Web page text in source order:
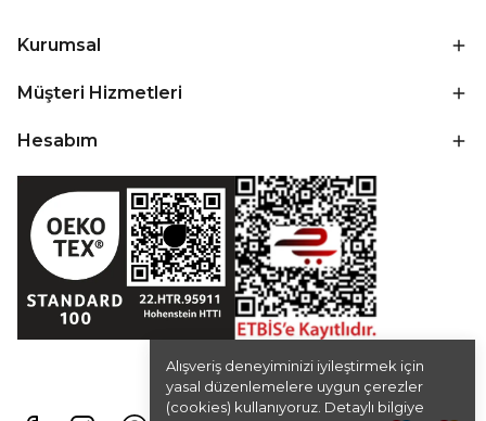
Alışveriş deneyiminizi iyileştirmek için
yasal düzenlemelere uygun çerezler
(cookies) kullanıyoruz. Detaylı bilgiye
Kurumsal
Müşteri Hizmetleri
Hesabım